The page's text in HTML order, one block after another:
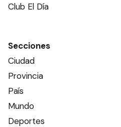
Club El Día
Secciones
Ciudad
Provincia
País
Mundo
Deportes